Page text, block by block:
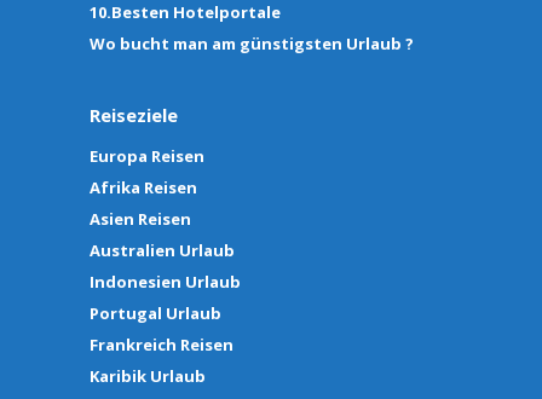
10.Besten Hotelportale
Wo bucht man am günstigsten Urlaub ?
Reiseziele
Europa Reisen
Afrika Reisen
Asien Reisen
Australien Urlaub
Indonesien Urlaub
Portugal Urlaub
Frankreich Reisen
Karibik Urlaub